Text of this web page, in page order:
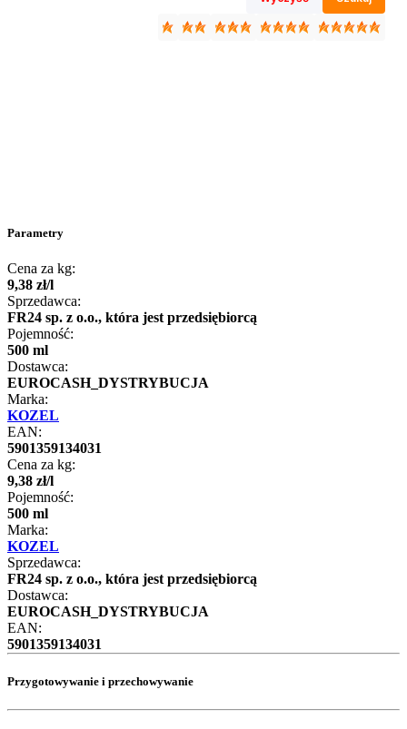
Parametry
Cena za kg:
9,38 zł/l
Sprzedawca:
FR24 sp. z o.o., która jest przedsiębiorcą
Pojemność:
500 ml
Dostawca:
EUROCASH_DYSTRYBUCJA
Marka:
KOZEL
EAN:
5901359134031
Cena za kg:
9,38 zł/l
Pojemność:
500 ml
Marka:
KOZEL
Sprzedawca:
FR24 sp. z o.o., która jest przedsiębiorcą
Dostawca:
EUROCASH_DYSTRYBUCJA
EAN:
5901359134031
Przygotowywanie i przechowywanie